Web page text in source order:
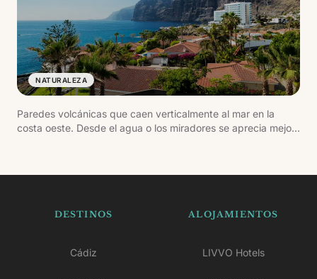
NATURALEZA
Paredes volcánicas que caen verticalmente al mar en la
costa oeste. Desde el agua o los miradores se aprecia mejor
DESTINOS
Cádiz
ALOJAMIENTOS
LIVVO Hotels